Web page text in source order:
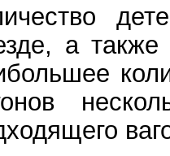
а также